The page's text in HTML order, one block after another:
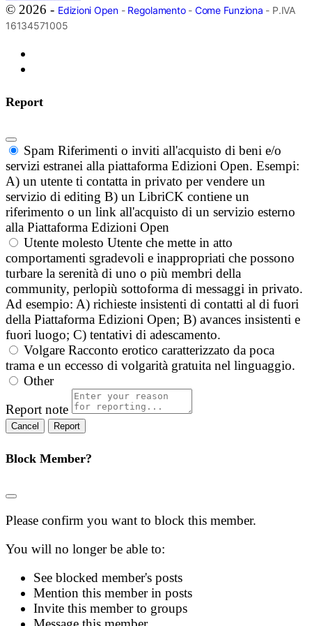
© 2026 - Edizioni Open- Regolamento- Come Funziona - P.IVA
16134571005
Report
Spam Riferimenti o inviti all'acquisto di beni e/o
servizi estranei alla piattaforma Edizioni Open. Esempi:
A) un utente ti contatta in privato per vendere un
servizio di editing B) un LibriCK contiene un
riferimento o un link all'acquisto di un servizio esterno
alla Piattaforma Edizioni Open
Utente molesto Utente che mette in atto
comportamenti sgradevoli e inappropriati che possono
turbare la serenità di uno o più membri della
community, perlopiù sottoforma di messaggi in privato.
Ad esempio: A) richieste insistenti di contatti al di fuori
della Piattaforma Edizioni Open; B) avances insistenti e
fuori luogo; C) tentativi di adescamento.
Volgare Racconto erotico caratterizzato da poca
trama e un eccesso di volgarità gratuita nel linguaggio.
Other
Report note
Report
Block Member?
Please confirm you want to block this member.
You will no longer be able to:
See blocked member's posts
Mention this member in posts
Invite this member to groups